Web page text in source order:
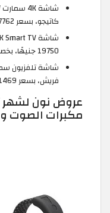
كاتيجو، بسعر 37762 جنيهًا، بخصم 12%.
19750 جنيهًا، بخصم 21%.
فريش، بسعر 11469 جنيهًا، بخصم 11%.
مكبرات الصوت